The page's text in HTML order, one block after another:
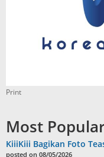
Print
Most
KiiiKiii Bagikan Foto
posted on 08/05/2026